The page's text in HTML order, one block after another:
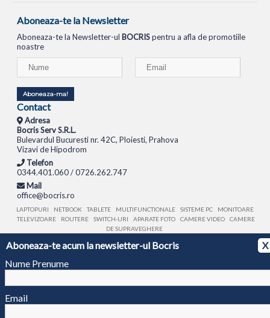
Aboneaza-te acum la newsletter-ul Bocris
X
Nume Prenume
Email
Aboneaza-te la Newsletter
Aboneaza-te la Newsletter-ul BOCRISpentru a afla de promotiile
noastre
Aboneaza-ma!
Contact
Adresa
Bocris Serv S.R.L.
Bulevardul Bucuresti nr. 42C, Ploiesti, Prahova
Vizavi de Hipodrom
Telefon
0344.401.060 / 0726.262.747
Mail
office@bocris.ro
LAPTOPURI NETBOOK TABLETE MULTIFUNCTIONALE SISTEME PC
MONITOARE
TELEVIZOARE
ROUTERE SWITCH-URI APARATE FOTO CAMERE VIDEO
CAMERE
DE SUPRAVEGHERE